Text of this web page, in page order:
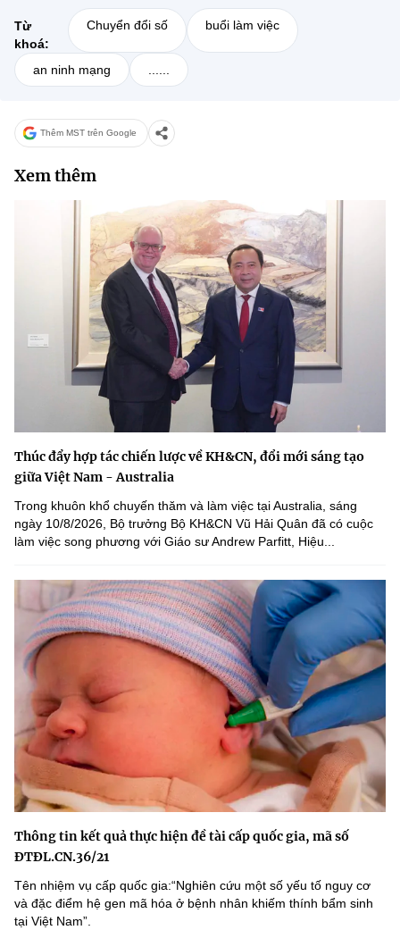
Từ
khoá:
Chuyển đổi số buổi làm việc
an ninh mạng
Thêm MST trên Google
Xem thêm
Thúc đẩy hợp tác chiến lược về KH&CN, đổi mới sáng tạo
giữa Việt Nam - Australia
Trong khuôn khổ chuyến thăm và làm việc tại Australia, sáng
ngày 10/8/2026, Bộ trưởng Bộ KH&CN Vũ Hải Quân đã có cuộc
làm việc song phương với Giáo sư Andrew Parfitt, Hiệu...
Thông tin kết quả thực hiện đề tài cấp quốc gia, mã số
ĐTĐL.CN.36/21
Tên nhiệm vụ cấp quốc gia:“Nghiên cứu một số yếu tố nguy cơ
và đặc điểm hệ gen mã hóa ở bệnh nhân khiếm thính bẩm sinh
tại Việt Nam”.